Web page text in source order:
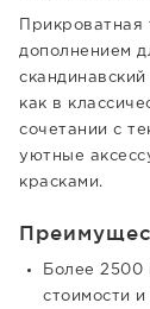
Прикроватная
дополнением
как в
сочетании с
уютные
красками.
Более 2500
стоимости и